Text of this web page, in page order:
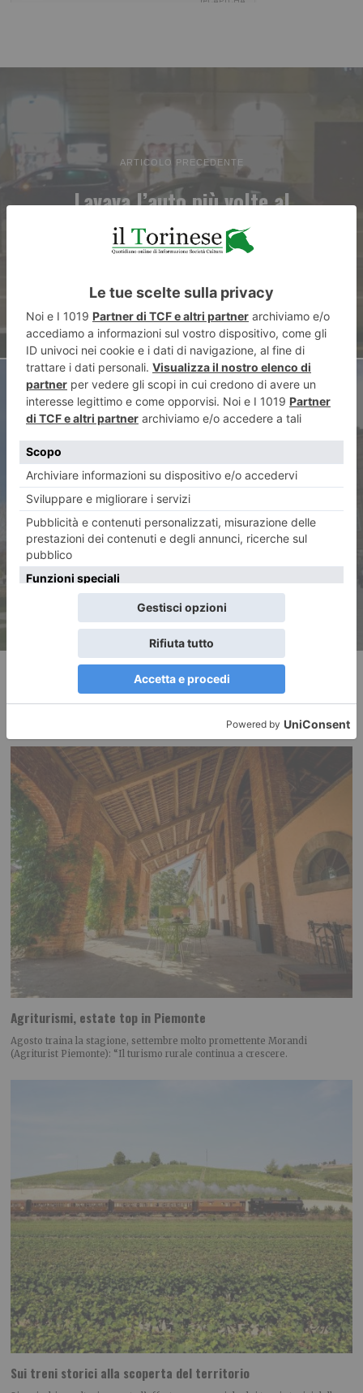
ARTICOLO PRECEDENTE
Lavava l’auto più volte al
giorno lontano da casa,
multato dalla GdF
Nuova vita per i Musei e i
giardini reali
RECENTI:
Agriturismi, estate top in Piemonte
Agosto traina la stagione, settembre molto promettente Morandi
(Agriturist Piemonte): “Il turismo rurale continua a crescere.
Sui treni storici alla scoperta del territorio